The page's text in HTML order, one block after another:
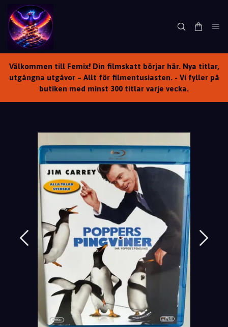
Välkommen till Femix! Din filmskatt börjar här. Nya titlar,
utgångna utgåvor – Allt för filmentusiasten. - Vi fyller på
butiken med minst 300 titlar varje vecka.